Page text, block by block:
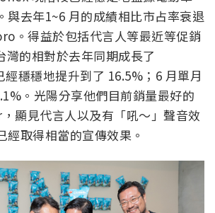
與去年1~6 月的成績相比市占率衰退
。得益於包括代言人等最近等促銷
的相對於去年同期成長了
經穩穩地提升到了 16.5%；6 月單月
。光陽分享他們目前銷量最好的
顯見代言人以及有「吼～」聲音效
經取得相當的宣傳效果。